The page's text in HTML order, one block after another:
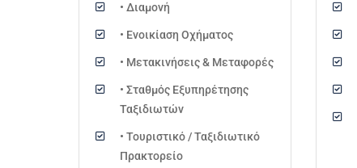
• Διαμονή
• Ενοικίαση Οχήματος
• Μετακινήσεις & Μεταφορές
• Σταθμός Εξυπηρέτησης
Ταξιδιωτών
• Τουριστικό / Ταξιδιωτικό
Πρακτορείο